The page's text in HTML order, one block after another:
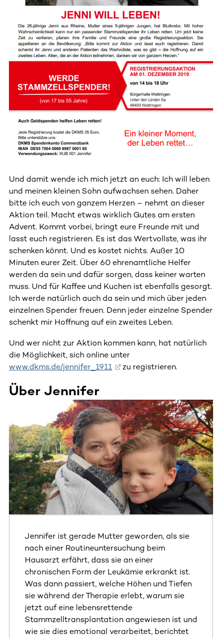
Und damit wende ich mich jetzt an euch: Ich will leben
und meinen kleinen Sohn aufwachsen sehen. Daher
bitte ich euch von ganzem Herzen – nehmt an dieser
Aktion teil. Macht etwas wirklich Gutes am ersten
Advent. Kommt vorbei, bringt eure Freunde mit und
lasst euch registrieren. Es ist das Wertvollste, was ihr
schenken könnt. Und es kostet nichts. Außer 10
Minuten eurer Zeit. Über 60 ehrenamtliche Helfer
werden da sein und dafür sorgen, dass keiner warten
muss. Und für Kaffee und Kuchen ist ebenfalls gesorgt.
Ich werde natürlich auch da sein und mich über jeden
einzelnen Spender freuen. Denn jeder einzelne Spender
schenkt mir Hoffnung auf ein zweites Leben.
Und wer nicht zur Aktion kommen kann, hat natürlich
die Möglichkeit, sich online unter
www.dkms.de/jennifer_1911
zu registrieren.
Über Jennifer
Dieser Bereich enthält horizontal scrollbare Inhalte.
Jennifer ist gerade Mutter geworden, als sie
nach einer Routineuntersuchung beim
Hausarzt erfährt, dass sie an einer
chronischen Form der Leukämie erkrankt ist.
Was dann passiert, welche Höhen und Tiefen
sie während der Therapie erlebt, warum sie
jetzt auf eine lebensrettende
Stammzelltransplantation angewiesen ist und
wie sie dies emotional verarbeitet, berichtet